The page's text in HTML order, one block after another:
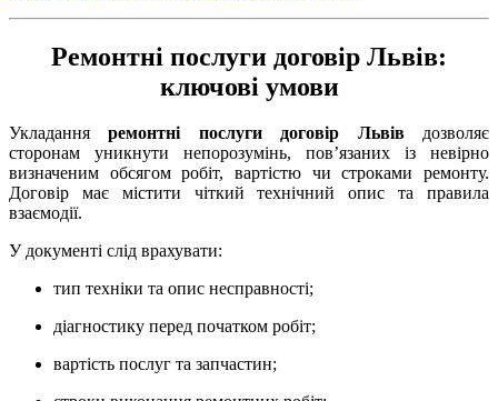
Ремонтні послуги договір Львів:
ключові умови
Укладанняремонтні послуги договір Львівдозволяє
сторонам уникнути непорозумінь, пов’язаних із невірно
визначеним обсягом робіт, вартістю чи строками ремонту.
Договір має містити чіткий технічний опис та правила
взаємодії.
У документі слід врахувати:
тип техніки та опис несправності;
діагностику перед початком робіт;
вартість послуг та запчастин;